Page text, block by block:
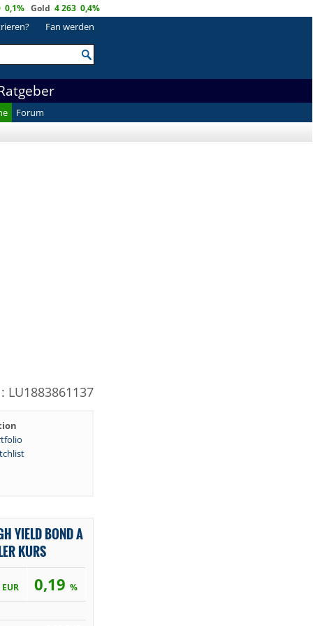
0,1% Gold 4 263 0,4%
Fan werden
Forum
LU1883861137
YIELD BOND A
KURS
EUR 0,19%